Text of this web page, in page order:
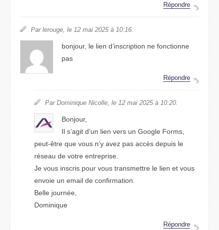
Répondre
Par lerouge, le 12 mai 2025 à 10:16.
bonjour, le lien d’inscription ne fonctionne
pas
Répondre
Par Dominique Nicolle, le 12 mai 2025 à 10:20.
Bonjour,
Il s’agit d’un lien vers un Google Forms,
peut-être que vous n’y avez pas accès depuis le
réseau de votre entreprise.
Je vous inscris pour vous transmettre le lien et vous
envoie un email de confirmation.
Belle journée,
Dominique
Répondre